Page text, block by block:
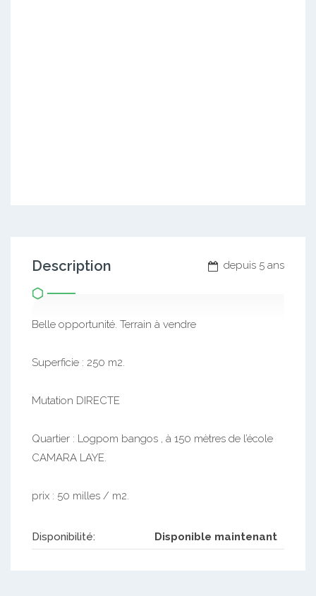
depuis 5 ans
Description
Belle opportunité. Terrain à vendre
Superficie : 250 m2.
Mutation DIRECTE
Quartier : Logpom bangos , à 150 mètres de l’école
CAMARA LAYE.
prix : 50 milles / m2.
Disponibilité: Disponible maintenant